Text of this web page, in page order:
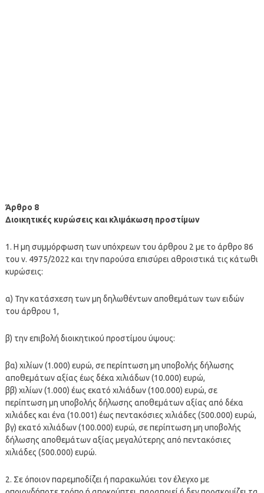
Άρθρο 8
Διοικητικές κυρώσεις και κλιμάκωση προστίμων
1. Η μη συμμόρφωση των υπόχρεων του άρθρου 2 με το άρθρο 86
του ν. 4975/2022 και την παρούσα επισύρει αθροιστικά τις κάτωθι
κυρώσεις:
α) Την κατάσχεση των μη δηλωθέντων αποθεμάτων των ειδών
του άρθρου 1,
β) την επιβολή διοικητικού προστίμου ύψους:
βα) χιλίων (1.000) ευρώ, σε περίπτωση μη υποβολής δήλωσης
αποθεμάτων αξίας έως δέκα χιλιάδων (10.000) ευρώ,
ββ) χιλίων (1.000) έως εκατό χιλιάδων (100.000) ευρώ, σε
περίπτωση μη υποβολής δήλωσης αποθεμάτων αξίας από δέκα
χιλιάδες και ένα (10.001) έως πεντακόσιες χιλιάδες (500.000) ευρώ,
βγ) εκατό χιλιάδων (100.000) ευρώ, σε περίπτωση μη υποβολής
δήλωσης αποθεμάτων αξίας μεγαλύτερης από πεντακόσιες
χιλιάδες (500.000) ευρώ.
2. Σε όποιον παρεμποδίζει ή παρακωλύει τον έλεγχο με